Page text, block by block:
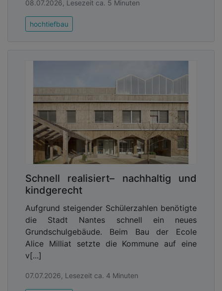
08.07.2026, Lesezeit ca. 5 Minuten
hochtiefbau
Schnell realisiert– nachhaltig und
kindgerecht
Aufgrund steigender Schülerzahlen benötigte
die Stadt Nantes schnell ein neues
Grundschulgebäude. Beim Bau der Ecole
Alice Milliat setzte die Kommune auf eine
v[...]
07.07.2026, Lesezeit ca. 4 Minuten